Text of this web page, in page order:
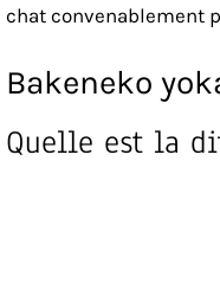
chat convenablement
Bakeneko
Quelle est la